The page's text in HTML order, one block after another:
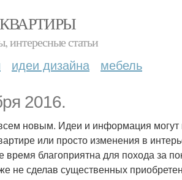
интересные статьи
идеи дизайна мебель
2016.
новым. Идеи и информация могут
или просто изменения в
время благоприятна для похода за
не сделав существенных